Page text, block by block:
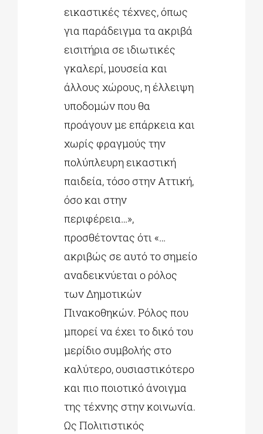
εικαστικές τέχνες, όπως
για παράδειγμα τα ακριβά
εισιτήρια σε ιδιωτικές
γκαλερί, μουσεία και
άλλους χώρους, η έλλειψη
υποδομών που θα
προάγουν με επάρκεια και
χωρίς φραγμούς την
πολύπλευρη εικαστική
παιδεία, τόσο στην Αττική,
όσο και στην
περιφέρεια…»,
προσθέτοντας ότι «…
ακριβώς σε αυτό το σημείο
αναδεικνύεται ο ρόλος
των Δημοτικών
Πινακοθηκών. Ρόλος που
μπορεί να έχει το δικό του
μερίδιο συμβολής στο
καλύτερο, ουσιαστικότερο
και πιο ποιοτικό άνοιγμα
της τέχνης στην κοινωνία.
Ως Πολιτιστικός